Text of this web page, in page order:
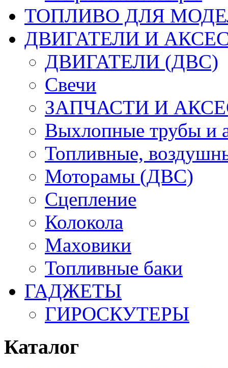
ТОПЛИВО ДЛЯ
ДВИГАТЕЛИ И
ДВИГАТЕЛИ (ДВС)
Свечи
ЗАПЧАСТИ И
Выхлопные трубы и
Топливные,
Моторамы (ДВС)
Сцепление
Колокола
Маховики
Топливные баки
ГАДЖЕТЫ
ГИРОСКУТЕРЫ
Каталог